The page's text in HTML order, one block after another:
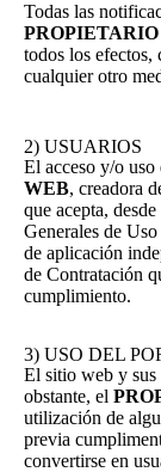
Todas las
todos los efectos,
cualquier otro
2) USUARIOS
El acceso y/o uso
WEB, creadora
que acepta,
Generales de
de aplicación
de Contratación
cumplimiento.
3) USO DEL
El sitio web y sus
obstante, el
utilización de
previa
convertirse en